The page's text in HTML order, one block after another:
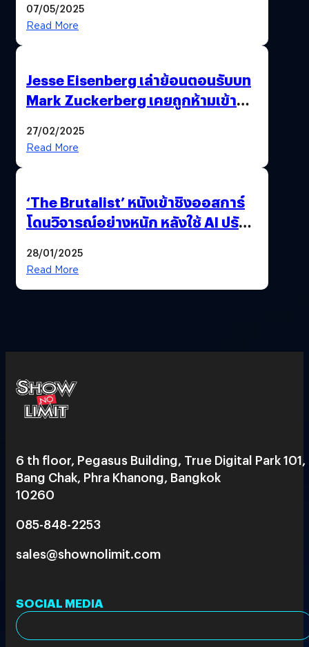
Premiere
07/05/2025
Read More
Jesse Eisenberg เล่าย้อนตอนรับบท
Mark Zuckerberg เคยถูกห้ามเข้าพบ
27/02/2025
Read More
‘The Brutalist’ หนังเข้าชิงออสการ์
โดนวิจารณ์อย่างหนัก หลังใช้ AI ปรับ
28/01/2025
Read More
6 th floor, Pegasus Building, True Digital Park 101,
Bang Chak, Phra Khanong, Bangkok
10260
085-848-2253
sales@shownolimit.com
SOCIAL MEDIA